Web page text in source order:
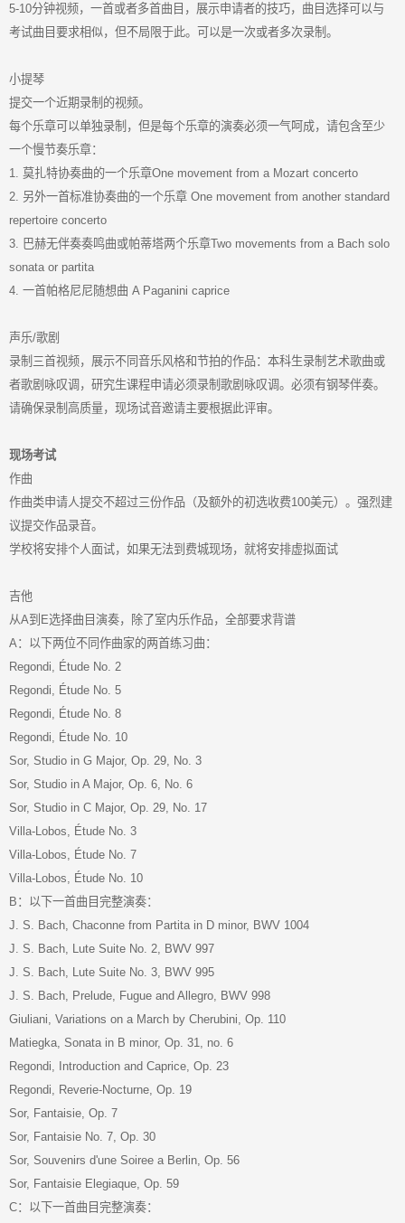
5-10分钟视频，一首或者多首曲目，展示申请者的技巧，曲目选择可以与
考试曲目要求相似，但不局限于此。可以是一次或者多次录制。
小提琴
提交一个近期录制的视频。
每个乐章可以单独录制，但是每个乐章的演奏必须一气呵成，请包含至少
一个慢节奏乐章：
1. 莫扎特协奏曲的一个乐章One movement from a Mozart concerto
2. 另外一首标准协奏曲的一个乐章 One movement from another standard
repertoire concerto
3. 巴赫无伴奏奏鸣曲或帕蒂塔两个乐章Two movements from a Bach solo
sonata or partita
4. 一首帕格尼尼随想曲 A Paganini caprice
声乐/歌剧
录制三首视频，展示不同音乐风格和节拍的作品：本科生录制艺术歌曲或
者歌剧咏叹调，研究生课程申请必须录制歌剧咏叹调。必须有钢琴伴奏。
请确保录制高质量，现场试音邀请主要根据此评审。
现场考试
作曲
作曲类申请人提交不超过三份作品（及额外的初选收费100美元）。强烈建
议提交作品录音。
学校将安排个人面试，如果无法到费城现场，就将安排虚拟面试
吉他
从A到E选择曲目演奏，除了室内乐作品，全部要求背谱
A：以下两位不同作曲家的两首练习曲：
Regondi, Étude No. 2
Regondi, Étude No. 5
Regondi, Étude No. 8
Regondi, Étude No. 10
Sor, Studio in G Major, Op. 29, No. 3
Sor, Studio in A Major, Op. 6, No. 6
Sor, Studio in C Major, Op. 29, No. 17
Villa-Lobos, Étude No. 3
Villa-Lobos, Étude No. 7
Villa-Lobos, Étude No. 10
B：以下一首曲目完整演奏：
J. S. Bach, Chaconne from Partita in D minor, BWV 1004
J. S. Bach, Lute Suite No. 2, BWV 997
J. S. Bach, Lute Suite No. 3, BWV 995
J. S. Bach, Prelude, Fugue and Allegro, BWV 998
Giuliani, Variations on a March by Cherubini, Op. 110
Matiegka, Sonata in B minor, Op. 31, no. 6
Regondi, Introduction and Caprice, Op. 23
Regondi, Reverie-Nocturne, Op. 19
Sor, Fantaisie, Op. 7
Sor, Fantaisie No. 7, Op. 30
Sor, Souvenirs d'une Soiree a Berlin, Op. 56
Sor, Fantaisie Elegiaque, Op. 59
C：以下一首曲目完整演奏：